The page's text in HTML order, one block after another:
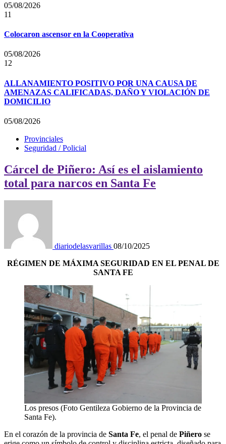
05/08/2026
11
Colocaron ascensor en la Cooperativa
05/08/2026
12
ALLANAMIENTO POSITIVO POR UNA CAUSA DE
AMENAZAS CALIFICADAS, DAÑO Y VIOLACIÓN DE
DOMICILIO
05/08/2026
Provinciales
Seguridad / Policial
Cárcel de Piñero: Así es el aislamiento
total para narcos en Santa Fe
diariodelasvarillas 08/10/2025
RÉGIMEN DE MÁXIMA SEGURIDAD EN EL PENAL DE
SANTA FE
Los presos (Foto Gentileza Gobierno de la Provincia de
Santa Fe).
En el corazón de la provincia de Santa Fe, el penal de Piñero se